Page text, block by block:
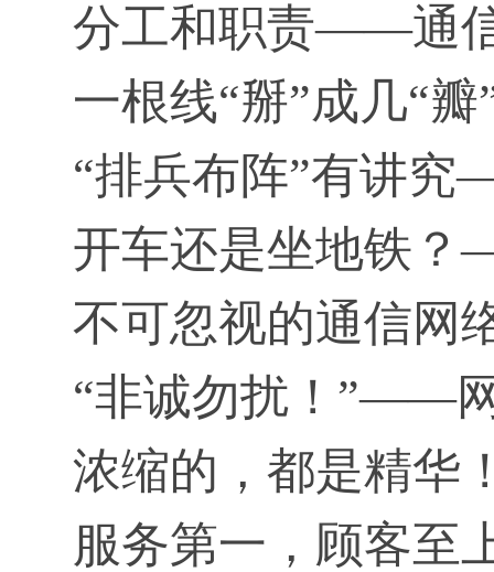
分工和职责——通
一根线“掰”成几“
“排兵布阵”有讲
开车还是坐地铁
不可忽视的通信网
“非诚勿扰！”——
浓缩的，都是精
服务第一，顾客